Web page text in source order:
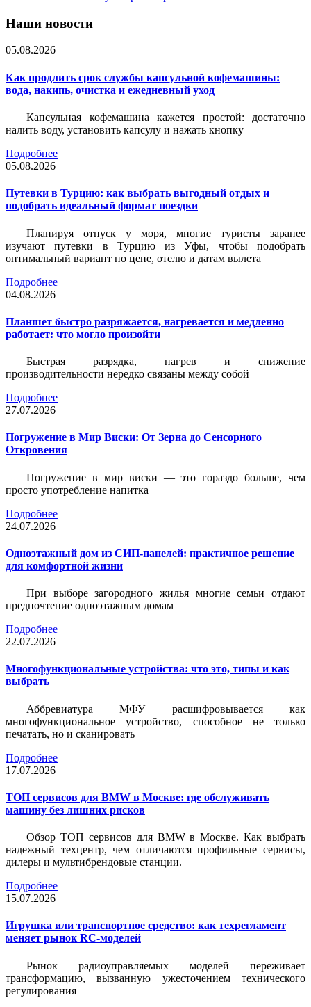
Наши новости
05.08.2026
Как продлить срок службы капсульной кофемашины:
вода, накипь, очистка и ежедневный уход
Капсульная кофемашина кажется простой: достаточно
налить воду, установить капсулу и нажать кнопку
Подробнее
05.08.2026
Путевки в Турцию: как выбрать выгодный отдых и
подобрать идеальный формат поездки
Планируя отпуск у моря, многие туристы заранее
изучают путевки в Турцию из Уфы, чтобы подобрать
оптимальный вариант по цене, отелю и датам вылета
Подробнее
04.08.2026
Планшет быстро разряжается, нагревается и медленно
работает: что могло произойти
Быстрая разрядка, нагрев и снижение
производительности нередко связаны между собой
Подробнее
27.07.2026
Погружение в Мир Виски: От Зерна до Сенсорного
Откровения
Погружение в мир виски — это гораздо больше, чем
просто употребление напитка
Подробнее
24.07.2026
Одноэтажный дом из СИП-панелей: практичное решение
для комфортной жизни
При выборе загородного жилья многие семьи отдают
предпочтение одноэтажным домам
Подробнее
22.07.2026
Многофункциональные устройства: что это, типы и как
выбрать
Аббревиатура МФУ расшифровывается как
многофункциональное устройство, способное не только
печатать, но и сканировать
Подробнее
17.07.2026
ТОП сервисов для BMW в Москве: где обслуживать
машину без лишних рисков
Обзор ТОП сервисов для BMW в Москве. Как выбрать
надежный техцентр, чем отличаются профильные сервисы,
дилеры и мультибрендовые станции.
Подробнее
15.07.2026
Игрушка или транспортное средство: как техрегламент
меняет рынок RC-моделей
Рынок радиоуправляемых моделей переживает
трансформацию, вызванную ужесточением технического
регулирования